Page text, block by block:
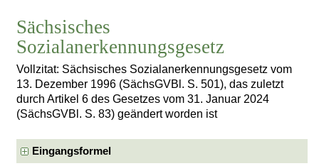
Sächsisches
Sozialanerkennungsgesetz
Vollzitat: Sächsisches Sozialanerkennungsgesetz vom
13. Dezember 1996 (SächsGVBl. S. 501), das zuletzt
durch Artikel 6 des Gesetzes vom 31. Januar 2024
(SächsGVBl. S. 83) geändert worden ist
Eingangsformel